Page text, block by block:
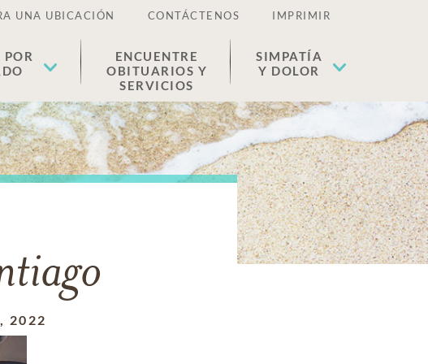
UNA UBICACIÓN CONTÁCTENOS IMPRIMIR
ENCUENTRE
OBITUARIOS Y
SERVICIOS
SIMPATÍA
Y DOLOR
2022